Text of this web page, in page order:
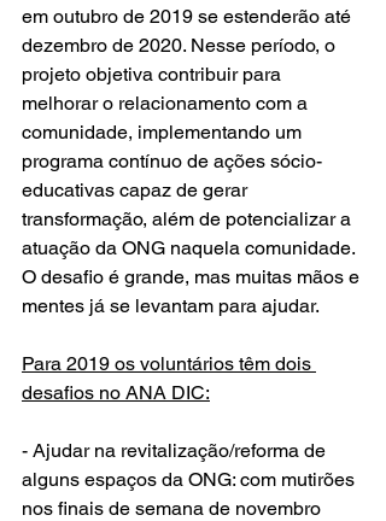
em outubro de 2019 se estenderão até
dezembro de 2020. Nesse período, o
projeto objetiva contribuir para
melhorar o relacionamento com a
comunidade, implementando um
programa contínuo de ações sócio-
educativas capaz de gerar
transformação, além de potencializar a
atuação da ONG naquela comunidade.
O desafio é grande, mas muitas mãos e
mentes já se levantam para ajudar.
Para 2019 os voluntários têm dois
desafios no ANA DIC:
- Ajudar na revitalização/reforma de
alguns espaços da ONG: com mutirões
nos finais de semana de novembro